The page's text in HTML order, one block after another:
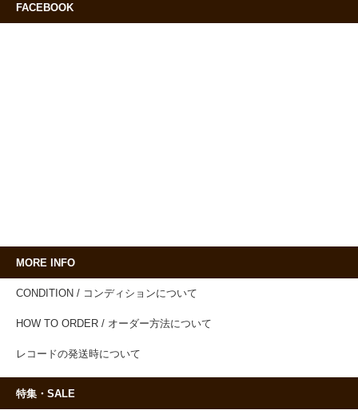
FACEBOOK
MORE INFO
CONDITION / コンディションについて
HOW TO ORDER / オーダー方法について
レコードの発送時について
特集・SALE